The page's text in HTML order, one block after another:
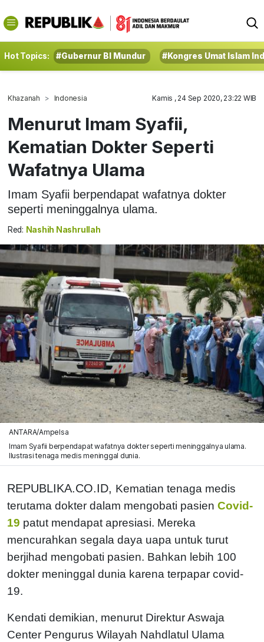
Hot Topics: #Gubernur BI Mundur #Kongres Umat Islam
Khazanah Indonesia Kamis , 24 Sep 2020, 23:22 WIB
Menurut Imam Syafii,
Kematian Dokter Seperti
Wafatnya Ulama
Imam Syafii berpendapat wafatnya dokter
seperti meninggalnya ulama.
Red: Nashih Nashrullah
ANTARA/Ampelsa
Imam Syafii berpendapat wafatnya dokter seperti meninggalnya ulama.
Ilustrasi tenaga medis meninggal dunia.
REPUBLIKA.CO.ID, Kematian tenaga medis
terutama dokter dalam mengobati pasien Covid-
19 patut mendapat apresiasi. Mereka
mencurahkan segala daya uapa untuk turut
berjihad mengobati pasien. Bahkan lebih 100
dokter meninggal dunia karena terpapar covid-
19.
Kendati demikian, menurut Direktur Aswaja
Center Pengurus Wilayah Nahdlatul Ulama